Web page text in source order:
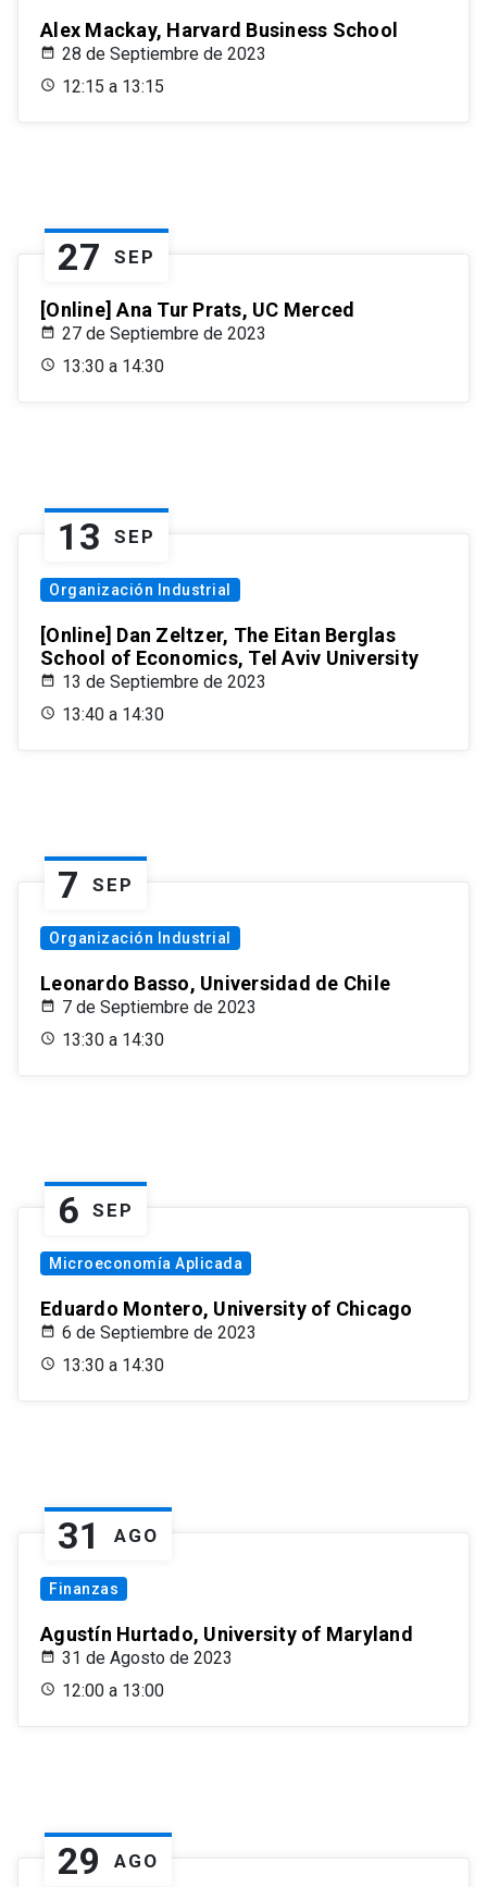
Alex Mackay, Harvard Business School
28 de Septiembre de 2023
12:15 a 13:15
27 SEP
[Online] Ana Tur Prats, UC Merced
27 de Septiembre de 2023
13:30 a 14:30
13 SEP
Organización Industrial
[Online] Dan Zeltzer, The Eitan Berglas
School of Economics, Tel Aviv University
13 de Septiembre de 2023
13:40 a 14:30
7 SEP
Organización Industrial
Leonardo Basso, Universidad de Chile
7 de Septiembre de 2023
13:30 a 14:30
6 SEP
Microeconomía Aplicada
Eduardo Montero, University of Chicago
6 de Septiembre de 2023
13:30 a 14:30
31 AGO
Finanzas
Agustín Hurtado, University of Maryland
31 de Agosto de 2023
12:00 a 13:00
29 AGO